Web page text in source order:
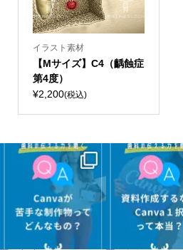
イラスト素材
【Mサイズ】C4（齲蝕症
第4度）
¥2,200(税込)